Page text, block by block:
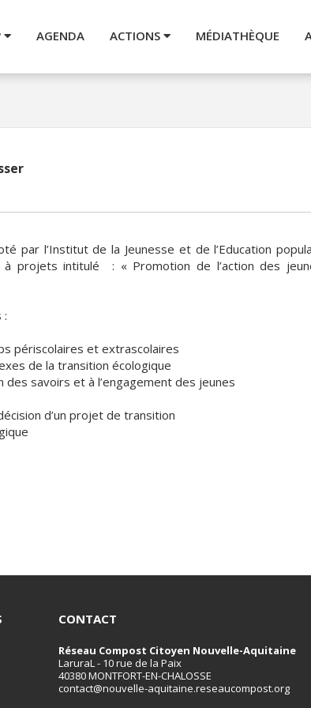
AGENDA ACTIONS MÉDIATHÈQUE
par l’Institut de la Jeunesse et de l’Education
à projets intitulé : « Promotion de l’action des
:
périscolaires et extrascolaires
de la transition écologique
savoirs et à l’engagement des jeunes
d’un projet de transition
CONTACT
Réseau Compost Citoyen Nouvelle-Aquitaine
LaruraL - 10 rue de la Paix
40380 MONTFORT-EN-CHALOSSE
contact@nouvelle-aquitaine.reseaucompost.org